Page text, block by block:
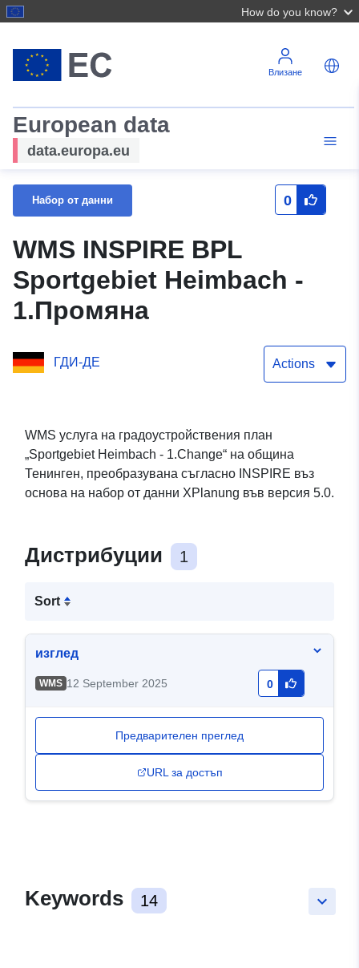
How do you know?
Влизане
European data
data.europa.eu
Набор от данни 0
WMS INSPIRE BPL
Sportgebiet Heimbach -
1.Промяна
ГДИ-ДЕ Actions
WMS услуга на градоустройствения план
„Sportgebiet Heimbach - 1.Change“ на община
Тенинген, преобразувана съгласно INSPIRE въз
основа на набор от данни XPlanung във версия 5.0.
Дистрибуции 1
Sort
изглед
WMS 12 September 2025 0
Предварителен преглед
URL за достъп
keyboard_arrow_down
Keywords 14